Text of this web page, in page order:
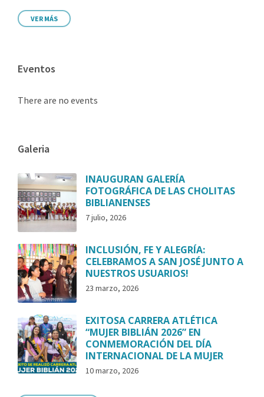
VER MÁS
Eventos
There are no events
Galeria
INAUGURAN GALERÍA
FOTOGRÁFICA DE LAS CHOLITAS
BIBLIANENSES
7 julio, 2026
INCLUSIÓN, FE Y ALEGRÍA:
CELEBRAMOS A SAN JOSÉ JUNTO A
NUESTROS USUARIOS!
23 marzo, 2026
EXITOSA CARRERA ATLÉTICA
“MUJER BIBLIÁN 2026” EN
CONMEMORACIÓN DEL DÍA
INTERNACIONAL DE LA MUJER
10 marzo, 2026